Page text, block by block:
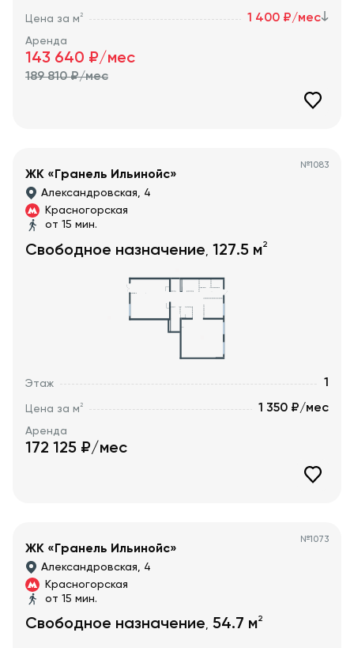
Цена за м2 1 400 ₽/мес
Аренда
143 640 ₽/мес
189 810₽/мес
№1083
ЖК «Гранель Ильинойс»
Александровская, 4
Красногорская
от 15 мин.
Свободное назначение 127.5 м2
Этаж 1
Цена за м2 1 350 ₽/мес
Аренда
172 125 ₽/мес
№1073
ЖК «Гранель Ильинойс»
Александровская, 4
Красногорская
от 15 мин.
Свободное назначение, 54.7 м2